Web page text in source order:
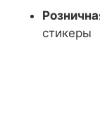
стикеры